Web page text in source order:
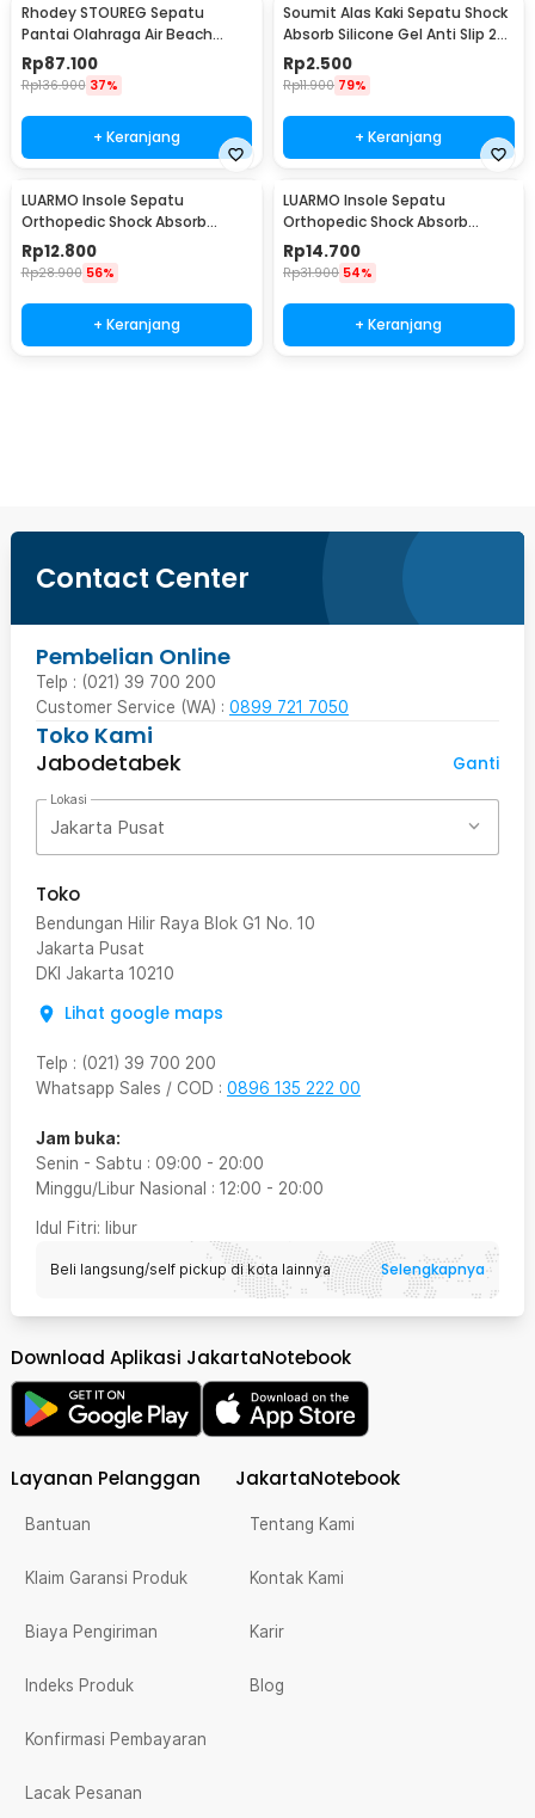
Rhodey STOUREG Sepatu
Pantai Olahraga Air Beach
Shoes 44 - 6688
Rp87.100
Rp136.900 37%
+ Keranjang
Soumit Alas Kaki Sepatu Shock
Absorb Silicone Gel Anti Slip 2
PCS - MJ003
Rp2.500
Rp11.900 79%
+ Keranjang
LUARMO Insole Sepatu
Orthopedic Shock Absorb
Cushioned EVA Foam M - L3
Rp12.800
Rp28.900 56%
+ Keranjang
LUARMO Insole Sepatu
Orthopedic Shock Absorb
Cushioned EVA Foam L - L3
Rp14.700
Rp31.900 54%
+ Keranjang
Contact Center
Pembelian Online
Telp : (021) 39 700 200
Customer Service (WA) : 0899 721 7050
Toko Kami
Jabodetabek
Ganti
Lokasi
Jakarta Pusat
Toko
Bendungan Hilir Raya Blok G1 No. 10
Jakarta Pusat
DKI Jakarta 10210
Lihat google maps
Telp : (021) 39 700 200
Whatsapp Sales / COD : 0896 135 222 00
Jam buka:
Senin - Sabtu : 09:00 - 20:00
Minggu/Libur Nasional : 12:00 - 20:00
Idul Fitri: libur
Beli langsung/self pickup di kota lainnya Selengkapnya
Download Aplikasi JakartaNotebook
Layanan Pelanggan
Bantuan
Klaim Garansi Produk
Biaya Pengiriman
Indeks Produk
Konfirmasi Pembayaran
Lacak Pesanan
JakartaNotebook
Tentang Kami
Kontak Kami
Karir
Blog